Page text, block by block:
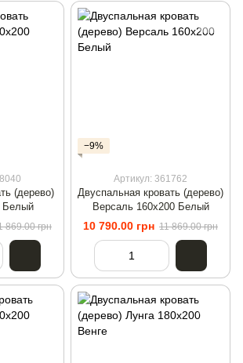
(дерево)
Белый
869.00 грн
−9%
Артикул: 361762
Двуспальная кровать (дерево)
Версаль 160х200 Белый
10 790.00 грн 11 869.00 грн